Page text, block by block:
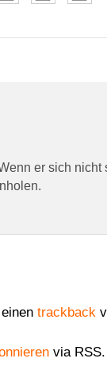
er sich nicht
trackback
via RSS.